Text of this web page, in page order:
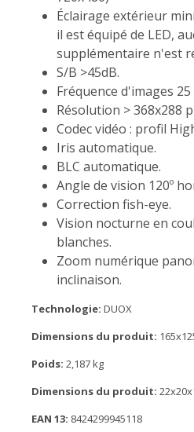
Éclairage extérieur
il est équipé de LED,
supplémentaire n'est
S/B >45dB.
Fréquence d'images 25
Résolution > 368x288
Codec vidéo : profil
Iris automatique.
BLC automatique.
Angle de vision 120º
Correction fish-eye.
Vision nocturne en
blanches.
Zoom numérique
inclinaison.
Technologie: DUOX
Dimensions du produit:
Poids: 2,187 kg
Dimensions du produit:
EAN 13: 8424299945118